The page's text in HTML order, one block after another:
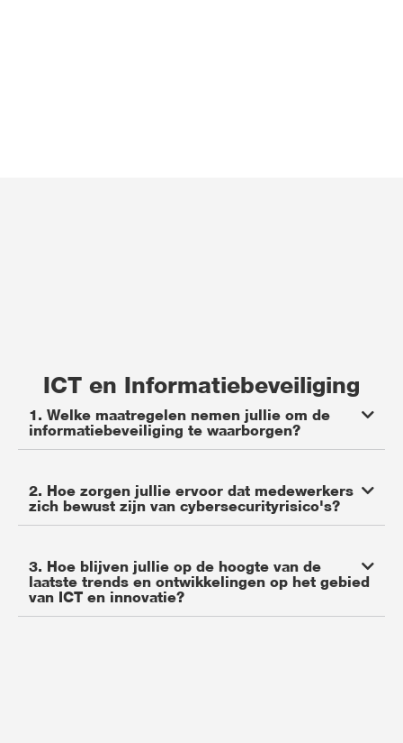
ICT en Informatiebeveiliging
1. Welke maatregelen nemen jullie om de
informatiebeveiliging te waarborgen?
2. Hoe zorgen jullie ervoor dat medewerkers
zich bewust zijn van cybersecurityrisico's?
3. Hoe blijven jullie op de hoogte van de
laatste trends en ontwikkelingen op het gebied
van ICT en innovatie?